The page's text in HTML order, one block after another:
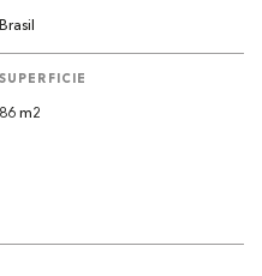
Brasil
SUPERFICIE
86 m2